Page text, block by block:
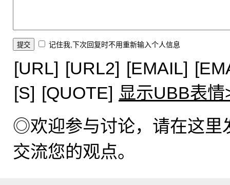
记住我,下次回复时不用重新输入个人信息
[URL] [URL2] [EMAIL]
[S] [QUOTE] 显示UBB表情
◎欢迎参与讨论，请在这里
交流您的观点。